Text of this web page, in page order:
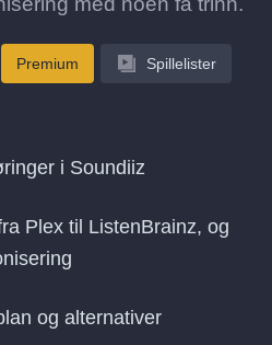
Premium Spillelister
i Soundiiz
Plex til ListenBrainz, og
og alternativer